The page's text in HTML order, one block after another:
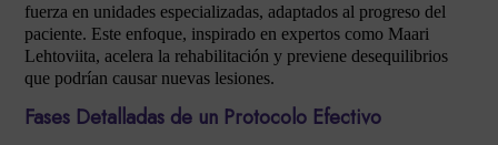
fuerza en unidades especializadas, adaptados al progreso del
paciente. Este enfoque, inspirado en expertos como Maari
Lehtoviita, acelera la rehabilitación y previene desequilibrios
que podrían causar nuevas lesiones.
Fases Detalladas de un Protocolo Efectivo